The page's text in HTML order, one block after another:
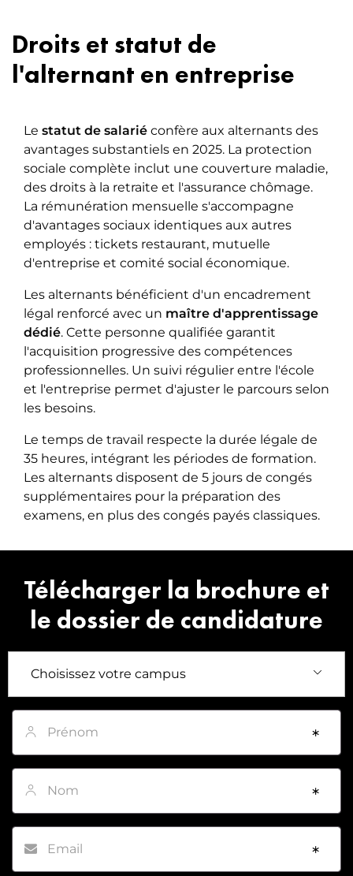
Droits et statut de
l'alternant en entreprise
Le statut de salarié confère aux alternants des
avantages substantiels en 2025. La protection
sociale complète inclut une couverture maladie,
des droits à la retraite et l'assurance chômage.
La rémunération mensuelle s'accompagne
d'avantages sociaux identiques aux autres
employés : tickets restaurant, mutuelle
d'entreprise et comité social économique.
Les alternants bénéficient d'un encadrement
légal renforcé avec un maître d'apprentissage
dédié. Cette personne qualifiée garantit
l'acquisition progressive des compétences
professionnelles. Un suivi régulier entre l'école
et l'entreprise permet d'ajuster le parcours selon
les besoins.
Le temps de travail respecte la durée légale de
35 heures, intégrant les périodes de formation.
Les alternants disposent de 5 jours de congés
supplémentaires pour la préparation des
examens, en plus des congés payés classiques.
Télécharger la brochure et
le dossier de candidature
Prénom
Nom
Email